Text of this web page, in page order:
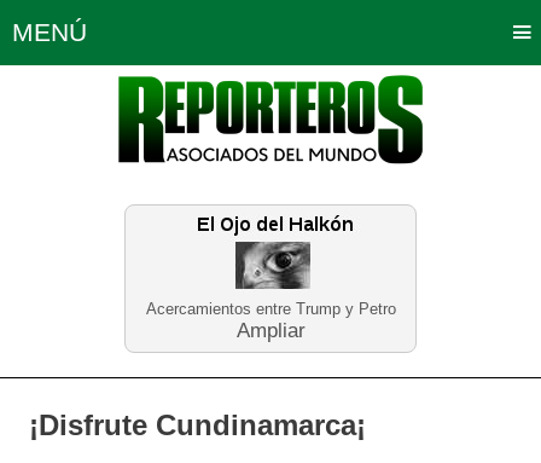
Acercamientos entre Trump y Petro
Ampliar
MENÚ
Política Opinión Bogotá
Planeta Tierra Deportes
Educación Neira
¡Disfrute Cundinamarca¡